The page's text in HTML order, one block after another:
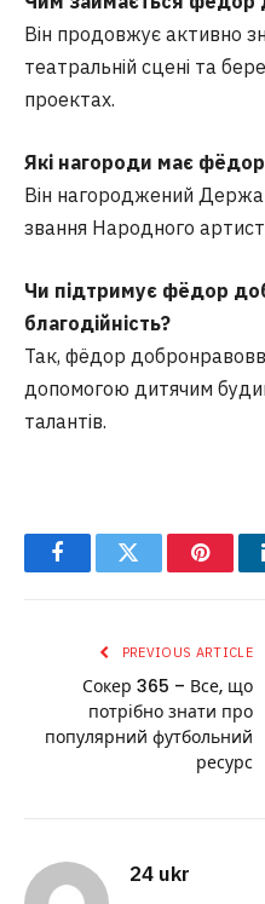
Він продовжує активно
театральній сцені та
проектах.
Які нагороди має
Він нагороджений
звання Народного
Чи підтримує фёдор
благодійність?
Так, фёдор
допомогою дитячим
талантів.
FacebookTwitter
PREVIOUS ARTICLE
Сокер 365 – Все, що
потрібно знати про
популярний футбольний
ресурс
24 ukr